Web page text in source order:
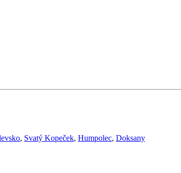
, Svatý Kopeček, Humpolec, Doksany